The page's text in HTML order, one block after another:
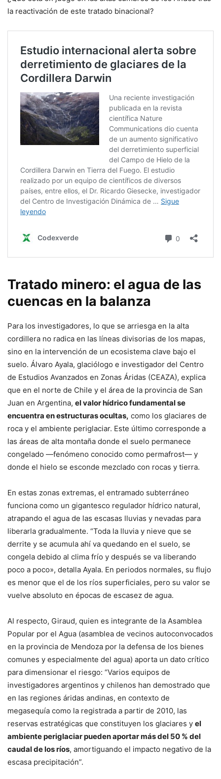
la reactivación de este tratado binacional?
Tratado minero: el agua de las
cuencas en la balanza
Para los investigadores, lo que se arriesga en la alta
cordillera no radica en las líneas divisorias de los mapas,
sino en la intervención de un ecosistema clave bajo el
suelo. Álvaro Ayala, glaciólogo e investigador del Centro
de Estudios Avanzados en Zonas Áridas (CEAZA), explica
que en el norte de Chile y el área de la provincia de San
Juan en Argentina, el valor hídrico fundamental se
encuentra en estructuras ocultas, como los glaciares de
roca y el ambiente periglaciar. Este último corresponde a
las áreas de alta montaña donde el suelo permanece
congelado —fenómeno conocido como permafrost— y
donde el hielo se esconde mezclado con rocas y tierra.
En estas zonas extremas, el entramado subterráneo
funciona como un gigantesco regulador hídrico natural,
atrapando el agua de las escasas lluvias y nevadas para
liberarla gradualmente. “Toda la lluvia y nieve que se
derrite y se acumula ahí va quedando en el suelo, se
congela debido al clima frío y después se va liberando
poco a poco», detalla Ayala. En periodos normales, su flujo
es menor que el de los ríos superficiales, pero su valor se
vuelve absoluto en épocas de escasez de agua.
Al respecto, Giraud, quien es integrante de la Asamblea
Popular por el Agua (asamblea de vecinos autoconvocados
en la provincia de Mendoza por la defensa de los bienes
comunes y especialmente del agua) aporta un dato crítico
para dimensionar el riesgo: “Varios equipos de
investigadores argentinos y chilenos han demostrado que
en las regiones áridas andinas, en contexto de
megasequía como la registrada a partir de 2010, las
reservas estratégicas que constituyen los glaciares y el
ambiente periglaciar pueden aportar más del 50 % del
caudal de los ríos, amortiguando el impacto negativo de la
escasa precipitación”.